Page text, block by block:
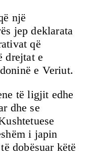
një
jep deklarata
që
drejtat e
e Veriut.
të ligjit edhe
dhe se
i japin
dobësuar këtë